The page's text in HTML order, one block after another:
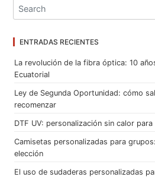
ENTRADAS RECIENTES
La revolución de la fibra óptica: 10
Ecuatorial
Ley de Segunda Oportunidad: cómo
recomenzar
DTF UV: personalización sin calor
Camisetas personalizadas para
elección
El uso de sudaderas personalizadas